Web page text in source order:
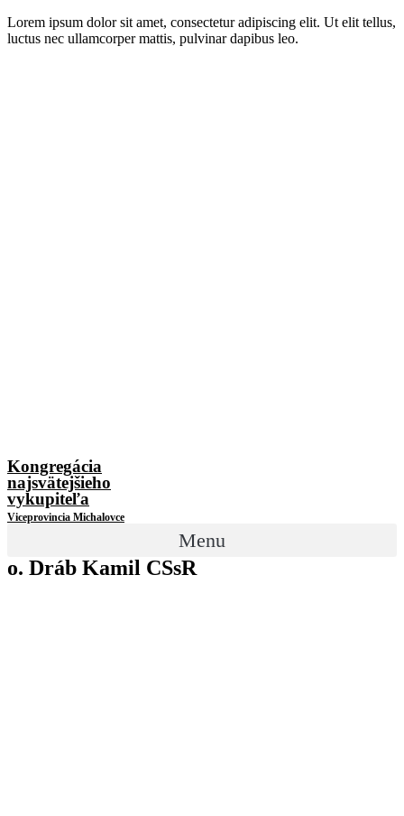
Lorem ipsum dolor sit amet, consectetur adipiscing elit. Ut elit tellus,
luctus nec ullamcorper mattis, pulvinar dapibus leo.
Kongregácia
najsvätejšieho
vykupiteľa
Viceprovincia Michalovce
Menu
o. Dráb Kamil CSsR